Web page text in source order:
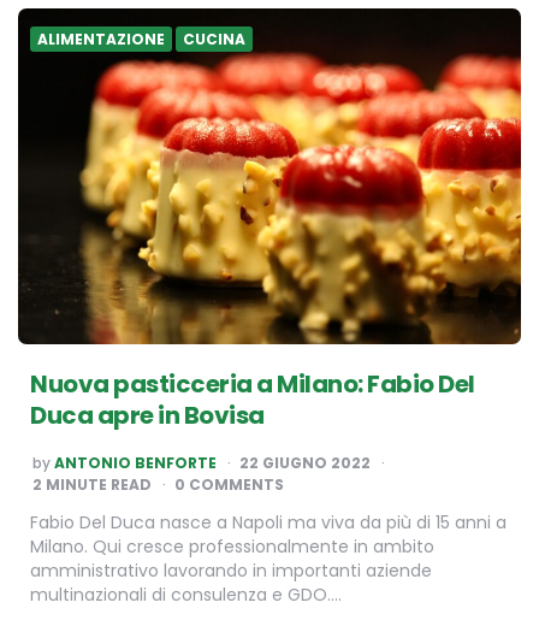
ALIMENTAZIONE CUCINA
Nuova pasticceria a Milano: Fabio Del
Duca apre in Bovisa
POSTED
BY
byANTONIO BENFORTE
22 GIUGNO 2022
2 MINUTE READ 0 COMMENTS
Fabio Del Duca nasce a Napoli ma viva da più di 15 anni a
Milano. Qui cresce professionalmente in ambito
amministrativo lavorando in importanti aziende
multinazionali di consulenza e GDO….